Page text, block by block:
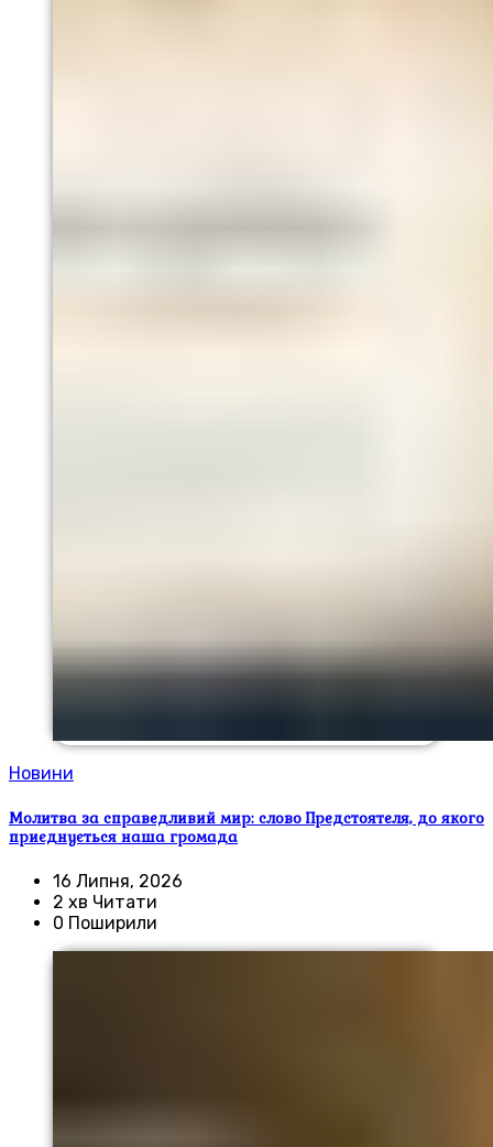
Новини
Молитва за справедливий мир: слово Предстоятеля, до якого
приєднується наша громада
16 Липня, 2026
2 хв Читати
0 Поширили